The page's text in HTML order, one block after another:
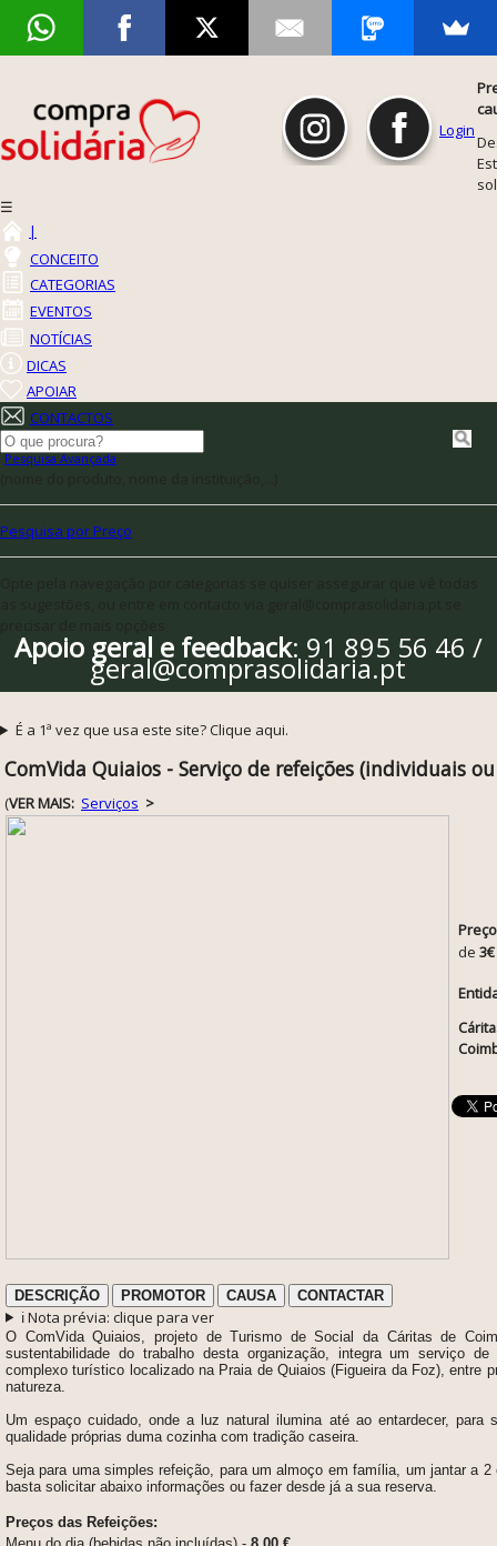
Login
☰
|
CONCEITO
CATEGORIAS
EVENTOS
NOTÍCIAS
DICAS
APOIAR
CONTACTOS
Pesquisa Avançada
Pesquisa por Preço
Apoio geral e feedback: 91 895 56 46 /
geral@comprasolidaria.pt
É a 1ª vez que usa este site? Clique aqui.
ComVida Quiaios - Serviço de refeições (individuais
(VER MAIS: Serviços >
de 3€
DESCRIÇÃO PROMOTOR CAUSA CONTACTAR
ℹ️ Nota prévia: clique para ver
O ComVida Quiaios, projeto de Turismo de Social da Cáritas de
sustentabilidade do trabalho desta organização, integra um serviço
complexo turístico localizado na Praia de Quiaios (Figueira da Foz), entre
natureza.
Um espaço cuidado, onde a luz natural ilumina até ao entardecer, para
qualidade próprias duma cozinha com tradição caseira.
Seja para uma simples refeição, para um almoço em família, um jantar a 2
basta solicitar abaixo informações ou fazer desde já a sua reserva.
Preços das Refeições: